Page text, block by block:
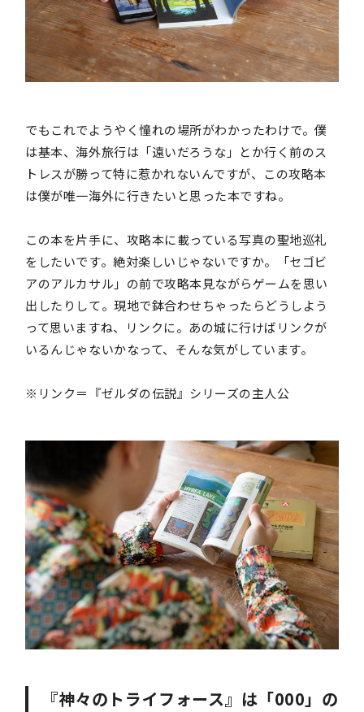
でもこれでようやく憧れの場所がわかったわけで。僕
は基本、海外旅行は「遠いだろうな」とか行く前のス
トレスが勝って特に惹かれないんですが、この攻略本
は僕が唯一海外に行きたいと思った本ですね。
この本を片手に、攻略本に載っている写真の聖地巡礼
をしたいです。絶対楽しいじゃないですか。「セゴビ
アのアルカサル」の前で攻略本見ながらゲームを思い
出したりして。現地で鉢合わせちゃったらどうしよう
って思いますね、リンクに。あの城に行けばリンクが
いるんじゃないかなって、そんな気がしています。
※リンク＝『ゼルダの伝説』シリーズの主人公
『神々のトライフォース』は「000」の